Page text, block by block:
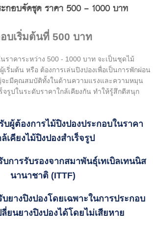
กอบจัดชุด ราคา 500 - 1000 บาท
บเริ่มต้นที่ 500 บาท
ราคาระหว่าง 500 - 1000 บาท จะเป็นชุดไม้
เริ่มต้น หรือ ต้องการเล่นปิงปองเพื่อเป็นการพักผ่อน
ะมีคุณสมบัติทั้งในด้านความแรงและความหมุน
จรูปในระดับราคาใกล้เคียงกัน ทำให้รู้สึกตีสนุก
ผู้ต้องการไม้ปิงปองประกอบในราคา
เคียงไม้ปิงปองสำเร็จรูป
บการรับรองจากสมาพันธุ์เทเบิลเทนนิส
นานาชาติ (ITTF)
ยางปิงปองโดยเฉพาะในการประกอบ
ยนยางปิงปองได้โดยไม่เสียหาย